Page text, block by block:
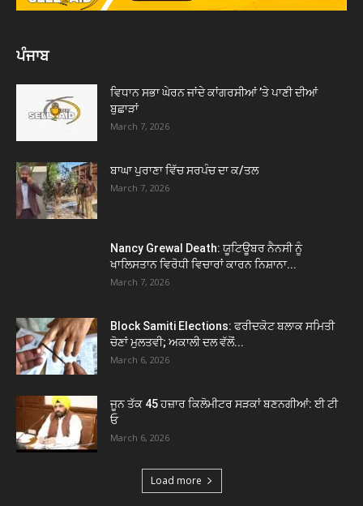
ਪੰਜਾਬ
ਵਿਧਾਨ ਸਭਾ ਘੇਰਨ ਜਾਂਦੇ ਕਾਂਗਰਸੀਆਂ ’ਤੇ ਪਾਣੀ ਦੀਆਂ
ਬੁਛਾੜਾਂ
March 7, 2026
ਬਾਘਾ ਪੁਰਾਣਾ ਵਿੱਚ ਸਰਪੰਚ ਦਾ ਕ/ਤਲ
March 7, 2026
Nancy Grewal Death: ਯੂਟਿਊਬਰ ਨੈਨਸੀ ਨੂੰ
ਖਾਲਿਸਤਾਨ ਵਿਰੋਧੀ ਵਿਚਾਰਾਂ ਕਾਰਨ ਨਿਸ਼ਾਨਾ...
March 7, 2026
Block Samiti Elections: ਫਰੀਦਕੋਟ ਬਲਾਕ ਸਮਿਤੀ
ਚੋਣਾਂ ਮੁਲਤਵੀ; ਅਕਾਲੀ ਦਲ ਵੱਲੋਂ...
March 6, 2026
ਜੂਨ ਤੱਕ 45 ਹਜ਼ਾਰ ਕਿਲੋਮੀਟਰ ਸੜਕਾਂ ਬਣਨਗੀਆਂ: ਈ ਟੀ
ਓ
March 6, 2026
Load more